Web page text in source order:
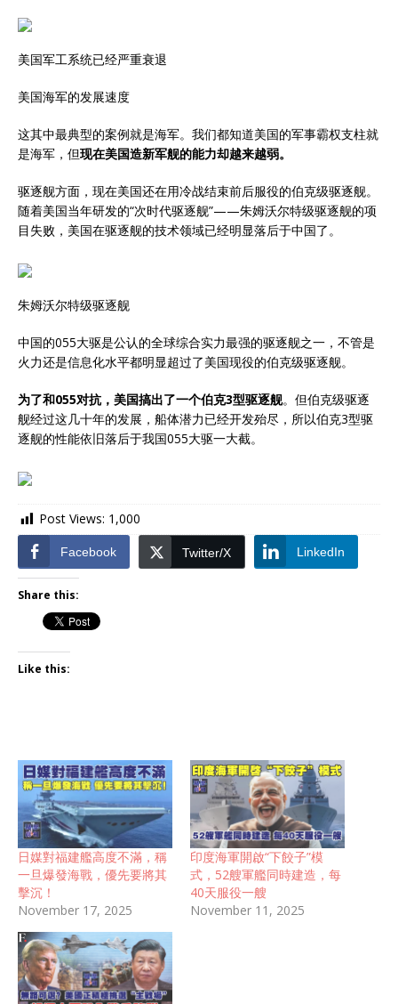
美国军工系统已经严重衰退
美国海军的发展速度
这其中最典型的案例就是海军。我们都知道美国的军事霸权支柱就
是海军，但现在美国造新军舰的能力却越来越弱。
驱逐舰方面，现在美国还在用冷战结束前后服役的伯克级驱逐舰。
随着美国当年研发的“次时代驱逐舰”——朱姆沃尔特级驱逐舰的项
目失败，美国在驱逐舰的技术领域已经明显落后于中国了。
朱姆沃尔特级驱逐舰
中国的055大驱是公认的全球综合实力最强的驱逐舰之一，不管是
火力还是信息化水平都明显超过了美国现役的伯克级驱逐舰。
为了和055对抗，美国搞出了一个伯克3型驱逐舰。但伯克级驱逐
舰经过这几十年的发展，船体潜力已经开发殆尽，所以伯克3型驱
逐舰的性能依旧落后于我国055大驱一大截。
Post Views: 1,000
Facebook Twitter/X LinkedIn
Share this:
Like this:
日媒對福建艦高度不滿，稱
一旦爆發海戰，優先要將其
擊沉！
November 17, 2025
印度海軍開啟“下餃子”模
式，52艘軍艦同時建造，每
40天服役一艘
November 11, 2025